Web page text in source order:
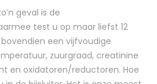
geval is de
test u op maar liefst 12
een vijfvoudige
zuurgraad, creatinine
en oxidatoren/reductoren. Hoe